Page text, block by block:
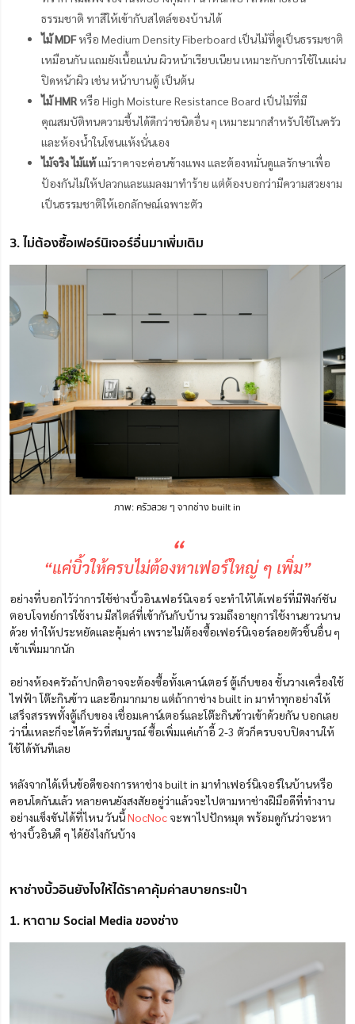
ธรรมชาติ ทาสีให้เข้ากับสไตล์ของบ้านได้
ไม้ MDFหรือ Medium Density Fiberboard เป็นไม้ที่ดูเป็นธรรมชาติ
เหมือนกัน แถมยังเนื้อแน่น ผิวหน้าเรียบเนียน เหมาะกับการใช้ในแผ่น
ปิดหน้าผิว เช่น หน้าบานตู้ เป็นต้น
ไม้ HMR หรือ High Moisture Resistance Board เป็นไม้ที่มี
คุณสมบัติทนความชื้นได้ดีกว่าชนิดอื่น ๆ เหมาะมากสำหรับใช้ในครัว
และห้องน้ำในโซนแห้งนั่นเอง
ไม้จริง ไม้แท้แม้ราคาจะค่อนข้างแพง และต้องหมั่นดูแลรักษาเพื่อ
ป้องกันไม่ให้ปลวกและแมลงมาทำร้าย แต่ต้องบอกว่ามีความสวยงาม
เป็นธรรมชาติให้เอกลักษณ์เฉพาะตัว
3. ไม่ต้องซื้อเฟอร์นิเจอร์อื่นมาเพิ่มเติม
ภาพ: ครัวสวย ๆ จากช่าง built in
“
“แค่บิ้วให้ครบไม่ต้องหาเฟอร์ใหญ่ ๆ เพิ่ม”
อย่างที่บอกไว้ว่าการใช้ช่างบิ้วอินเฟอร์นิเจอร์ จะทำให้ได้เฟอร์ที่มีฟังก์ชัน
ตอบโจทย์การใช้งาน มีสไตล์ที่เข้ากันกับบ้าน รวมถึงอายุการใช้งานยาวนาน
ด้วย ทำให้ประหยัดและคุ้มค่า เพราะไม่ต้องซื้อเฟอร์นิเจอร์ลอยตัวชิ้นอื่น ๆ
เข้าเพิ่มมากนัก
อย่างห้องครัวถ้าปกติอาจจะต้องซื้อทั้งเคาน์เตอร์ ตู้เก็บของ ชั้นวางเครื่องใช้
ไฟฟ้า โต๊ะกินข้าว และอีกมากมาย แต่ถ้ากาช่าง built in มาทำทุกอย่างให้
เสร็จสรรพทั้งตู้เก็บของ เชื่อมเคาน์เตอร์และโต๊ะกินข้าวเข้าด้วยกัน บอกเลย
ว่านี่แหละก็จะได้ครัวที่สมบูรณ์ ซื้อเพิ่มแค่เก้าอี้ 2-3 ตัวก็ครบจบปิดงานให้
ใช้ได้ทันทีเลย
หลังจากได้เห็นข้อดีของการหาช่าง built in มาทำเฟอร์นิเจอร์ในบ้านหรือ
คอนโดกันแล้ว หลายคนยังสงสัยอยู่ว่าแล้วจะไปตามหาช่างฝีมือดีที่ทำงาน
อย่างแข็งขันได้ที่ไหน วันนี้NocNoc จะพาไปปักหมุด พร้อมดูกันว่าจะหา
ช่างบิ้วอินดี ๆ ได้ยังไงกันบ้าง
หาช่างบิ้วอินยังไงให้ได้ราคาคุ้มค่าสบายกระเป๋า
1. หาตาม Social Media ของช่าง